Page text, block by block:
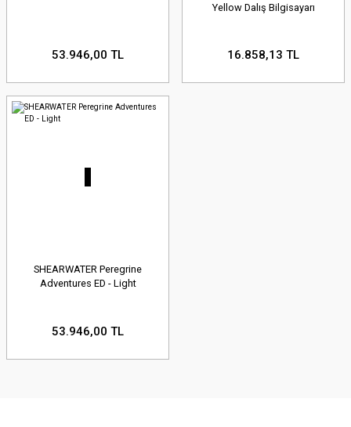
53.946,00 TL
Yellow Dalış Bilgisayarı
16.858,13 TL
SHEARWATER Peregrine
Adventures ED - Light
53.946,00 TL